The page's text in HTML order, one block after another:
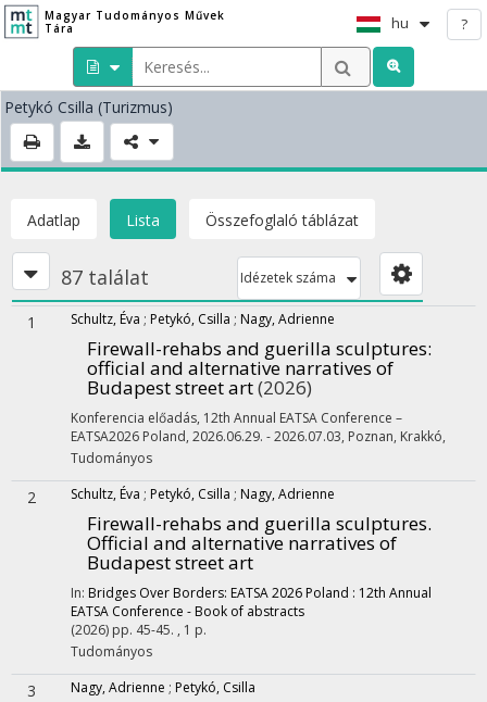
Magyar Tudományos Művek
Tára
hu ?
Petykó Csilla (Turizmus)
Adatlap Lista Összefoglaló táblázat
87 találat Idézetek száma
1 Schultz, Éva ; Petykó, Csilla ; Nagy, Adrienne
Firewall-rehabs and guerilla sculptures:
official and alternative narratives of
Budapest street art(2026)
Konferencia előadás, 12th Annual EATSA Conference –
EATSA2026 Poland, 2026.06.29. - 2026.07.03, Poznan, Krakkó,
Tudományos
2 Schultz, Éva ; Petykó, Csilla ; Nagy, Adrienne
Firewall-rehabs and guerilla sculptures.
Official and alternative narratives of
Budapest street art
In: Bridges Over Borders: EATSA 2026 Poland : 12th Annual
EATSA Conference - Book of abstracts
(2026) pp. 45-45. , 1 p.
Tudományos
3 Nagy, Adrienne ; Petykó, Csilla